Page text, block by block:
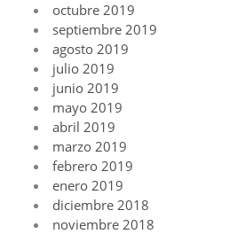
octubre 2019
septiembre 2019
agosto 2019
julio 2019
junio 2019
mayo 2019
abril 2019
marzo 2019
febrero 2019
enero 2019
diciembre 2018
noviembre 2018